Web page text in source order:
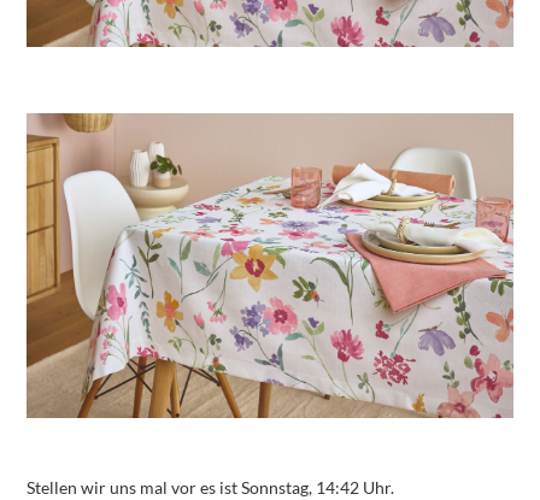
Stellen wir uns mal vor es ist Sonnstag, 14:42 Uhr.